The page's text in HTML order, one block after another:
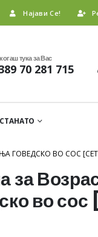
Најави Се!
тука за Вас
70 281 715
ГОВЕДСКО ВО СОС [СЕТ
за
во